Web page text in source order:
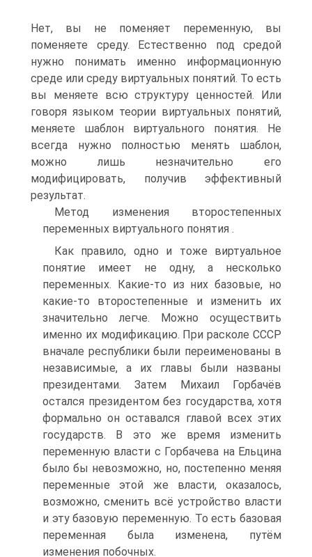
Нет, вы не поменяет переменную, вы
поменяете среду. Естественно под средой
нужно понимать именно информационную
среде или среду виртуальных понятий. То есть
вы меняете всю структуру ценностей. Или
говоря языком теории виртуальных понятий,
меняете шаблон виртуального понятия. Не
всегда нужно полностью менять шаблон,
можно лишь незначительно его
модифицировать, получив эффективный
результат.
Метод изменения второстепенных
переменных виртуального понятия .
Как правило, одно и тоже виртуальное
понятие имеет не одну, а несколько
переменных. Какие-то из них базовые, но
какие-то второстепенные и изменить их
значительно легче. Можно осуществить
именно их модификацию. При расколе СССР
вначале республики были переименованы в
независимые, а их главы были названы
президентами. Затем Михаил Горбачёв
остался президентом без государства, хотя
формально он оставался главой всех этих
государств. В это же время изменить
переменную власти с Горбачева на Ельцина
было бы невозможно, но, постепенно меняя
переменные этой же власти, оказалось,
возможно, сменить всё устройство власти
и эту базовую переменную. То есть базовая
переменная была изменена, путём
изменения побочных.